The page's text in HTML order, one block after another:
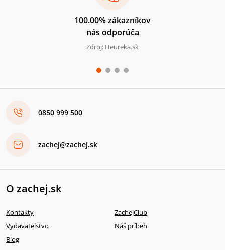
100.00% zákazníkov
nás odporúča
Zdroj: Heureka.sk
0850 999 500
zachej@zachej.sk
O zachej.sk
Kontakty
ZachejClub
Vydavateľstvo
Náš príbeh
Blog